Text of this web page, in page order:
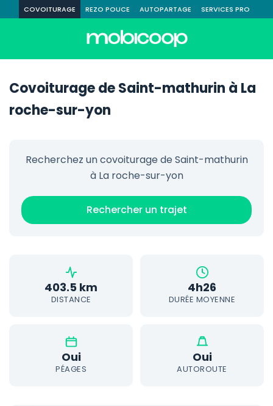
COVOITURAGE REZO POUCE AUTOPARTAGE SERVICES PRO
Covoiturage de Saint-mathurin à La
roche-sur-yon
Recherchez un covoiturage de Saint-mathurin
à La roche-sur-yon
Rechercher un trajet
403.5 km
DISTANCE
4h26
DURÉE MOYENNE
Oui
PÉAGES
Oui
AUTOROUTE